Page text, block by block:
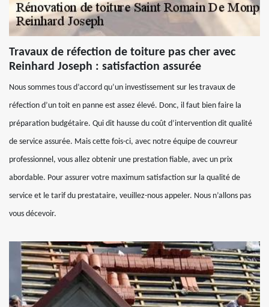
Travaux de réfection de toiture pas cher avec
Reinhard Joseph : satisfaction assurée
Nous sommes tous d’accord qu’un investissement sur les travaux de
réfection d’un toit en panne est assez élevé. Donc, il faut bien faire la
préparation budgétaire. Qui dit hausse du coût d’intervention dit qualité
de service assurée. Mais cette fois-ci, avec notre équipe de couvreur
professionnel, vous allez obtenir une prestation fiable, avec un prix
abordable. Pour assurer votre maximum satisfaction sur la qualité de
service et le tarif du prestataire, veuillez-nous appeler. Nous n’allons pas
vous décevoir.